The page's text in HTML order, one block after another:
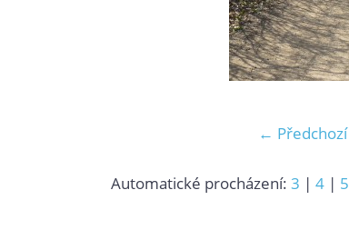
← Předchozí
Automatické procházení: 3 | 4 | 5